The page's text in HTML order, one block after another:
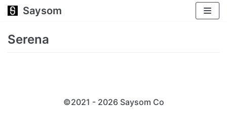
跳
正
Saysom
Serena
©2021 - 2026 Saysom Co